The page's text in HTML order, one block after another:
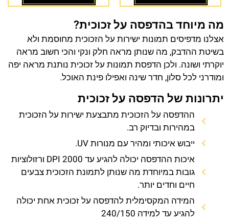
מה מיוחד בהדפסה על זכוכית?
אצלנו מדפיסים תמונות ישירות על הזכוכית מחוסמת ולא
בשיטת ההדבק, מה שנותן מראה חלק ונקי והכי חשוב מראה
יוקרתי ושונה. ולכן הדפסת תמונות על זכוכית נותנת מראה יפה
ומודרני לכל סלון, חדר שינה ואפילו פינת האוכל.
יתרונות של הדפסה על זכוכית
ההדפסה על הזכוכית מתבצעת ישירות על הזכוכית
במהירות ובדיוק רב.
ייבוש איכותי ומהיר עם מנורות UV.
איכות ההדפסה יכולה להגיע עד 2000 DPI ורזולוציות
גובות במיוחדת מה שנותן לתמונת הזכוכית צבעים
חיים וחדים יותר.
המידה המקסימלית להדפסה על זכוכית אחת יכולה
להגיע עד למידה 240/150